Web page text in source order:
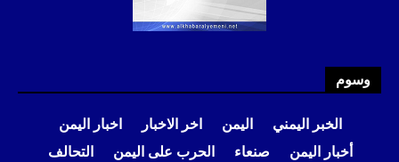
وسوم
الخبر اليمني اليمن اخر الاخبار
اخبار اليمن
أخبار اليمن
صنعاء الحرب على اليمن
التحالف